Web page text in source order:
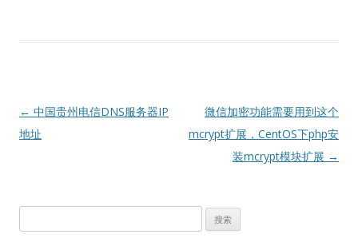
文
章
← 中国贵州电信DNS服务器IP
地址​
微信加密功能需要用到这个
mcrypt扩展，CentOS下php安
装mcrypt模块扩展 →
索：